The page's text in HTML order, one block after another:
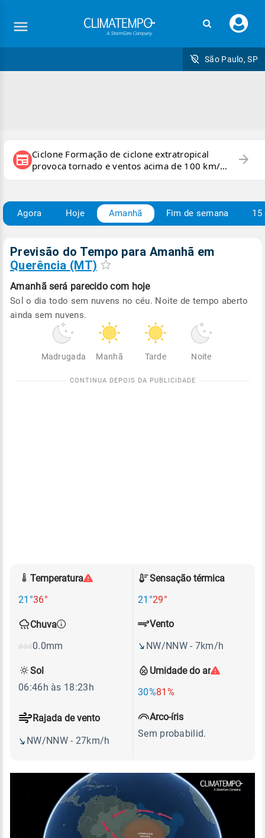
seu
São Paulo, SP
newspaper Ciclone Formação de ciclone extratropical
provoca tornado e ventos acima de 100 km/h
no RS
arrow_forward
Agora Hoje Amanhã Fim de semana 15
Previsão do Tempo para Amanhã em
Querência (MT)
Amanhã será parecido com hoje
Sol o dia todo sem nuvens no céu. Noite de tempo aberto
ainda sem nuvens.
Madrugada Manhã Tarde Noite
Temperatura
21°36°
Sensação térmica
21°29°
Chuva
0.0mm
Umidade do ar
30%81%
Vento
NW/NNW - 7km/h
Rajada de vento
NW/NNW - 27km/h
Sol
06:46h às 18:23h
Arco-íris
Sem probabilid.